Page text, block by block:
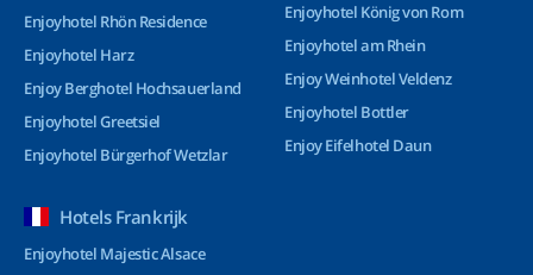
Enjoyhotel Rhön Residence
Enjoyhotel Harz
Enjoy Berghotel Hochsauerland
Enjoyhotel Greetsiel
Enjoyhotel Bürgerhof Wetzlar
Enjoyhotel König von Rom
Enjoyhotel am Rhein
Enjoy Weinhotel Veldenz
Enjoyhotel Bottler
Enjoy Eifelhotel Daun
Hotels Frankrijk
Enjoyhotel Majestic Alsace